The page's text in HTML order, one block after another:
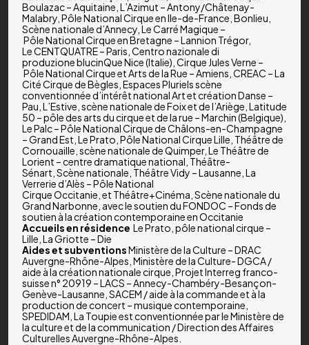
Boulazac – Aquitaine, L’Azimut – Antony/Châtenay-
Malabry, Pôle National Cirque en Ile-de-France, Bonlieu,
Scène nationale d’Annecy, Le Carré Magique –
Pôle National Cirque en Bretagne – Lannion Trégor,
Le CENTQUATRE – Paris, Centro nazionale di
produzione blucinQue Nice (Italie), Cirque Jules Verne –
Pôle National Cirque et Arts de la Rue – Amiens, CREAC – La
Cité Cirque de Bègles, Espaces Pluriels scène
conventionnée d’intérêt national Art et création Danse –
Pau, L’Estive, scène nationale de Foix et de l’Ariège, Latitude
50 – pôle des arts du cirque et de la rue – Marchin (Belgique),
Le Palc – Pôle National Cirque de Châlons-en-Champagne
– Grand Est, Le Prato, Pôle National Cirque Lille, Théâtre de
Cornouaille, scène nationale de Quimper, Le Théâtre de
Lorient – centre dramatique national, Théâtre-
Sénart, Scène nationale, Théâtre Vidy – Lausanne, La
Verrerie d’Alès – Pôle National
Cirque Occitanie, et Théâtre+Cinéma, Scène nationale du
Grand Narbonne, avec le soutien du FONDOC – Fonds de
soutien à la création contemporaine en Occitanie
Accueils en résidence Le Prato, pôle national cirque –
Lille, La Griotte – Die
Aides et subventionsMinistère de la Culture – DRAC
Auvergne-Rhône-Alpes, Ministère de la Culture- DGCA /
aide à la création nationale cirque, Projet Interreg franco-
suisse n° 20919 – LACS – Annecy-Chambéry-Besançon-
Genève-Lausanne, SACEM / aide à la commande et à la
production de concert – musique contemporaine,
SPEDIDAM, La Toupie est conventionnée par le Ministère de
la culture et de la communication / Direction des Affaires
Culturelles Auvergne-Rhône-Alpes.